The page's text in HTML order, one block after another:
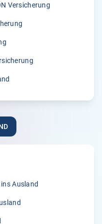
von Klemmer
GmbH. Der
der Ansprechpartner
und der
Versicherung
Ausland